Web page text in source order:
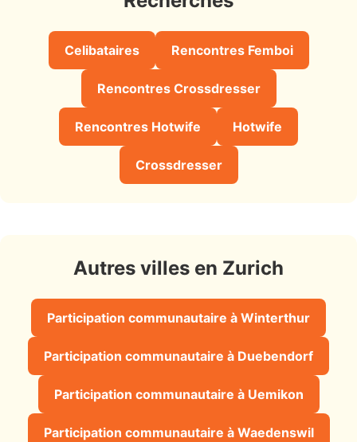
Celibataires Rencontres Femboi
Rencontres Crossdresser
Rencontres Hotwife Hotwife
Crossdresser
Autres villes en Zurich
Participation communautaire à Winterthur
Participation communautaire à Duebendorf
Participation communautaire à Uemikon
Participation communautaire à Waedenswil